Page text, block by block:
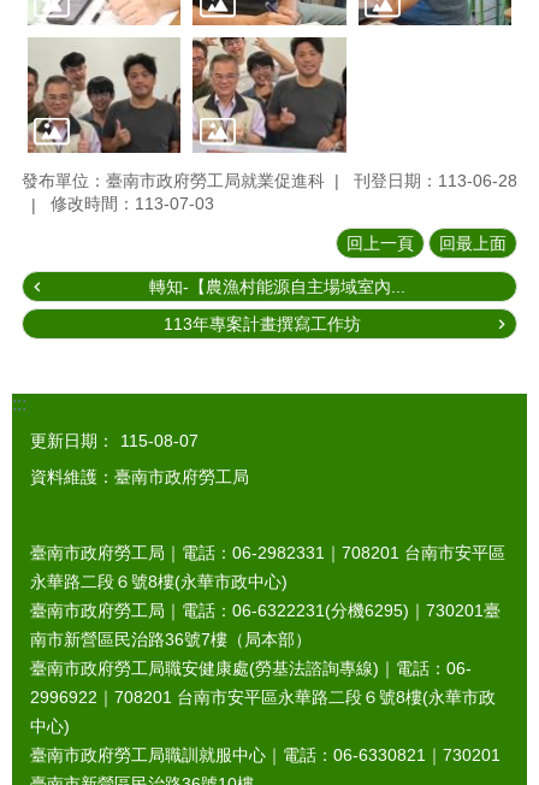
發布單位：臺南市政府勞工局就業促進科
刊登日期：113-06-28
修改時間：113-07-03
回上一頁 回最上面
轉知-【農漁村能源自主場域室內...
113年專案計畫撰寫工作坊
:::
更新日期：
115-08-07
資料維護：臺南市政府勞工局
臺南市政府勞工局｜電話：06-2982331｜ 708201 台南市安平區
永華路二段６號8樓(永華市政中心)
臺南市政府勞工局｜電話：06-6322231(分機6295)｜ 730201臺
南市新營區民治路36號7樓（局本部）
臺南市政府勞工局職安健康處(勞基法諮詢專線)｜電話：06-
2996922｜ 708201 台南市安平區永華路二段６號8樓(永華市政
中心)
臺南市政府勞工局職訓就服中心｜電話：06-6330821｜ 730201